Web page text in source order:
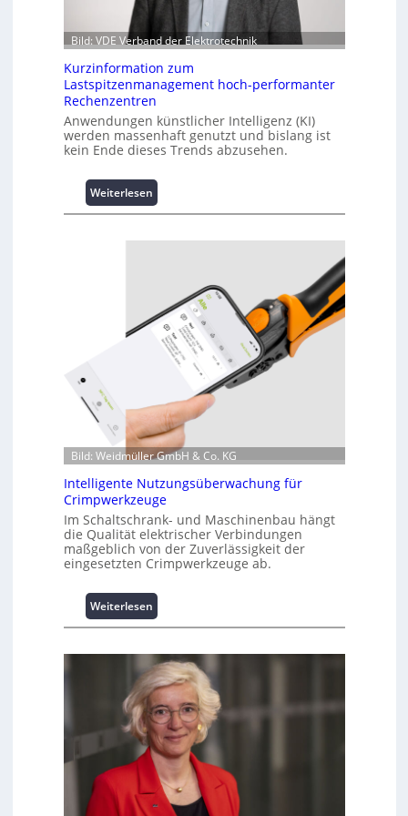
Bild: VDE Verband der Elektrotechnik
Kurzinformation zum
Lastspitzenmanagement hoch-performanter
Rechenzentren
Anwendungen künstlicher Intelligenz (KI)
werden massenhaft genutzt und bislang ist
kein Ende dieses Trends abzusehen.
Weiterlesen:
K
r
f
i
o
n
z
u
m
L
a
s
t
s
p
i
z
e
n
m
a
n
a
g
e
Bild: Weidmüller GmbH & Co. KG
Intelligente Nutzungsüberwachung für
Crimpwerkzeuge
Im Schaltschrank- und Maschinenbau hängt
die Qualität elektrischer Verbindungen
maßgeblich von der Zuverlässigkeit der
eingesetzten Crimpwerkzeuge ab.
Weiterlesen:
I
t
e
l
l
i
g
e
n
t
e